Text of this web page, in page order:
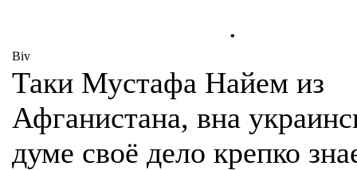
.
Biv
Таки Мустафа Найем из
Афганистана, вна
думе своё дело крепко